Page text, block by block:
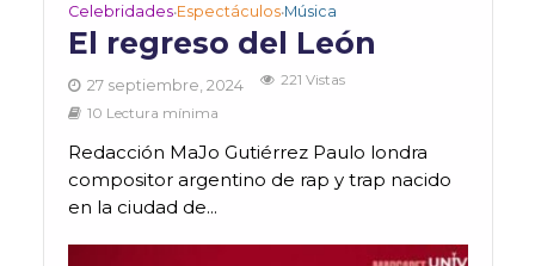
Celebridades•Espectáculos•Música
El regreso del León
27 septiembre, 2024
221 Vistas
10 Lectura mínima
Redacción MaJo Gutiérrez Paulo londra
compositor argentino de rap y trap nacido
en la ciudad de...